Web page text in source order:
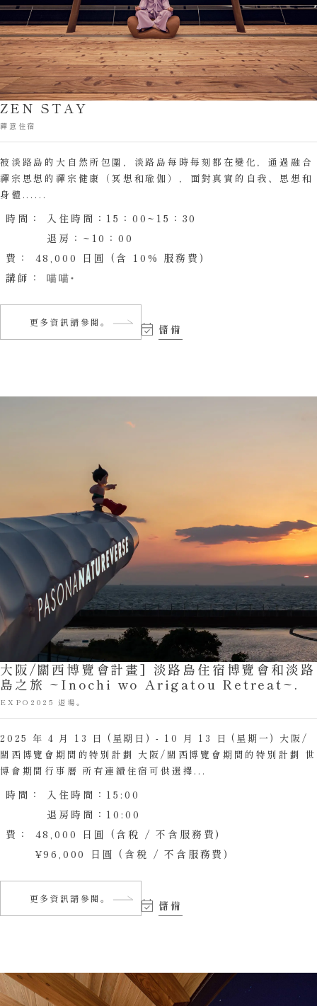
ZEN STAY
禪意住宿
被淡路島的大自然所包圍，淡路島每時每刻都在變化，通過融合
禪宗思想的禪宗健康（冥想和瑜伽），面對真實的自我、思想和
身體......
時間：
入住時間：15：00~15：30
退房：~10：00
費：
48,000 日圓 (含 10% 服務費)
講師：
喵喵
更多資訊請參閱。
儲備
大阪/關西博覽會計畫] 淡路島住宿博覽會和淡路
島之旅 ~Inochi wo Arigatou Retreat~.
EXPO2025 退場。
2025 年 4 月 13 日 (星期日) - 10 月 13 日 (星期一) 大阪/
關西博覽會期間的特別計劃 大阪/關西博覽會期間的特別計劃 世
博會期間行事曆 所有連續住宿可供選擇...
時間：
入住時間：15:00
退房時間：10:00
費：
48,000 日圓 (含稅 / 不含服務費)
¥96,000 日圓 (含稅 / 不含服務費)
更多資訊請參閱。
儲備